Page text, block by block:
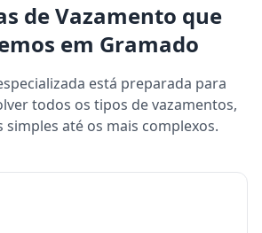
de Vazamento que
em Gramado
está preparada para
todos os tipos de vazamentos,
simples até os mais complexos.